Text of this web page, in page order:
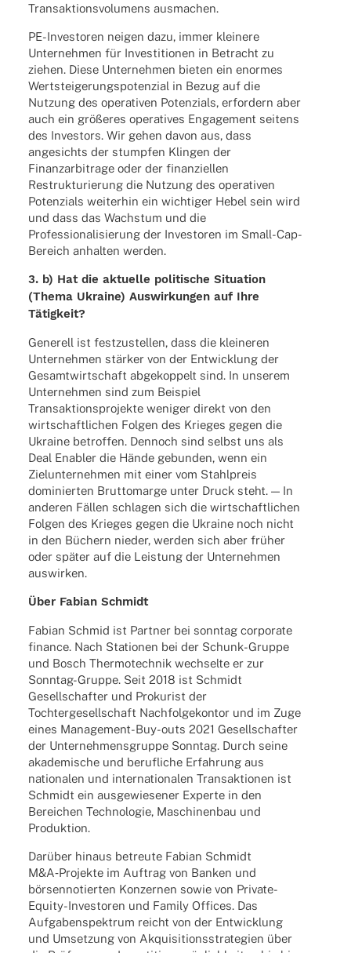
Trans­ak­ti­ons­vo­lu­mens ausmachen.
PE-Inves­to­ren neigen dazu, immer klei­nere
Unter­neh­men für Inves­ti­tio­nen in Betracht zu
ziehen. Diese Unter­neh­men bieten ein enor­mes
Wert­stei­ge­rungs­po­ten­zial in Bezug auf die
Nutzung des opera­ti­ven Poten­zi­als, erfor­dern aber
auch ein größe­res opera­ti­ves Enga­ge­ment seitens
des Inves­tors. Wir gehen davon aus, dass
ange­sichts der stump­fen Klin­gen der
Finanzar­bi­trage oder der finan­zi­el­len
Restruk­tu­rie­rung die Nutzung des opera­ti­ven
Poten­zi­als weiter­hin ein wich­ti­ger Hebel sein wird
und dass das Wachs­tum und die
Profes­sio­na­li­sie­rung der Inves­to­ren im Small-Cap-
Bereich anhal­ten werden.
3. b) Hat die aktu­elle poli­ti­sche Situa­tion
(Thema Ukraine) Auswir­kun­gen auf Ihre
Tätigkeit?
Gene­rell ist fest­zu­stel­len, dass die klei­ne­ren
Unter­neh­men stär­ker von der Entwick­lung der
Gesamt­wirt­schaft abge­kop­pelt sind. In unse­rem
Unter­neh­men sind zum Beispiel
Trans­ak­ti­ons­pro­jekte weni­ger direkt von den
wirt­schaft­li­chen Folgen des Krie­ges gegen die
Ukraine betrof­fen. Dennoch sind selbst uns als
Deal Enabler die Hände gebun­den, wenn ein
Ziel­un­ter­neh­men mit einer vom Stahl­preis
domi­nier­ten Brut­to­marge unter Druck steht. — In
ande­ren Fällen schla­gen sich die wirt­schaft­li­chen
Folgen des Krie­ges gegen die Ukraine noch nicht
in den Büchern nieder, werden sich aber früher
oder später auf die Leis­tung der Unter­neh­men
auswirken.
Über Fabian Schmidt
Fabian Schmid ist Part­ner bei sonn­tag corpo­rate
finance. Nach Statio­nen bei der Schunk-Gruppe
und Bosch Ther­mo­tech­nik wech­selte er zur
Sonn­tag-Gruppe. Seit 2018 ist Schmidt
Gesell­schaf­ter und Proku­rist der
Toch­ter­ge­sell­schaft Nach­fol­ge­kon­tor und im Zuge
eines Manage­ment-Buy-outs 2021 Gesell­schaf­ter
der Unter­neh­mens­gruppe Sonn­tag. Durch seine
akade­mi­sche und beruf­li­che Erfah­rung aus
natio­na­len und inter­na­tio­na­len Trans­ak­tio­nen ist
Schmidt ein ausge­wie­se­ner Experte in den
Berei­chen Tech­no­lo­gie, Maschi­nen­bau und
Produktion.
Darüber hinaus betreute Fabian Schmidt
M&A‑Projekte im Auftrag von Banken und
börsen­no­tier­ten Konzer­nen sowie von Private-
Equity-Inves­to­ren und Family Offices. Das
Aufga­ben­spek­trum reicht von der Entwick­lung
und Umset­zung von Akqui­si­ti­ons­stra­te­gien über